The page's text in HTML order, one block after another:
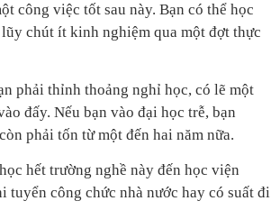
công việc tốt sau này. Bạn có thể học
chút ít kinh nghiệm qua một đợt thực
phải thỉnh thoảng nghỉ học, có lẽ một
đấy. Nếu bạn vào đại học trễ, bạn
phải tốn từ một đến hai năm nữa.
hết trường nghề này đến học viện
công chức nhà nước hay có suất đi